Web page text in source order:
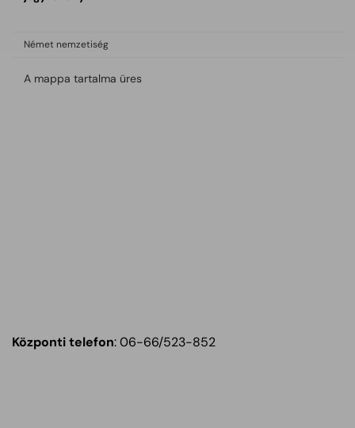
Német nemzetiség
A mappa tartalma üres
Központi telefon: 06-66/523-852